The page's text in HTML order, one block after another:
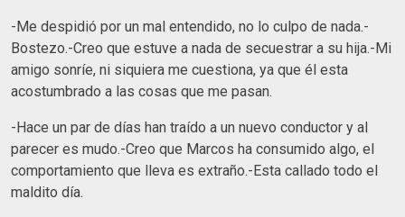
-Me despidió por un mal entendido, no lo culpo de nada.-
Bostezo.-Creo que estuve a nada de secuestrar a su hija.-Mi
amigo sonríe, ni siquiera me cuestiona, ya que él esta
acostumbrado a las cosas que me pasan.
-Hace un par de días han traído a un nuevo conductor y al
parecer es mudo.-Creo que Marcos ha consumido algo, el
comportamiento que lleva es extraño.-Esta callado todo el
maldito día.